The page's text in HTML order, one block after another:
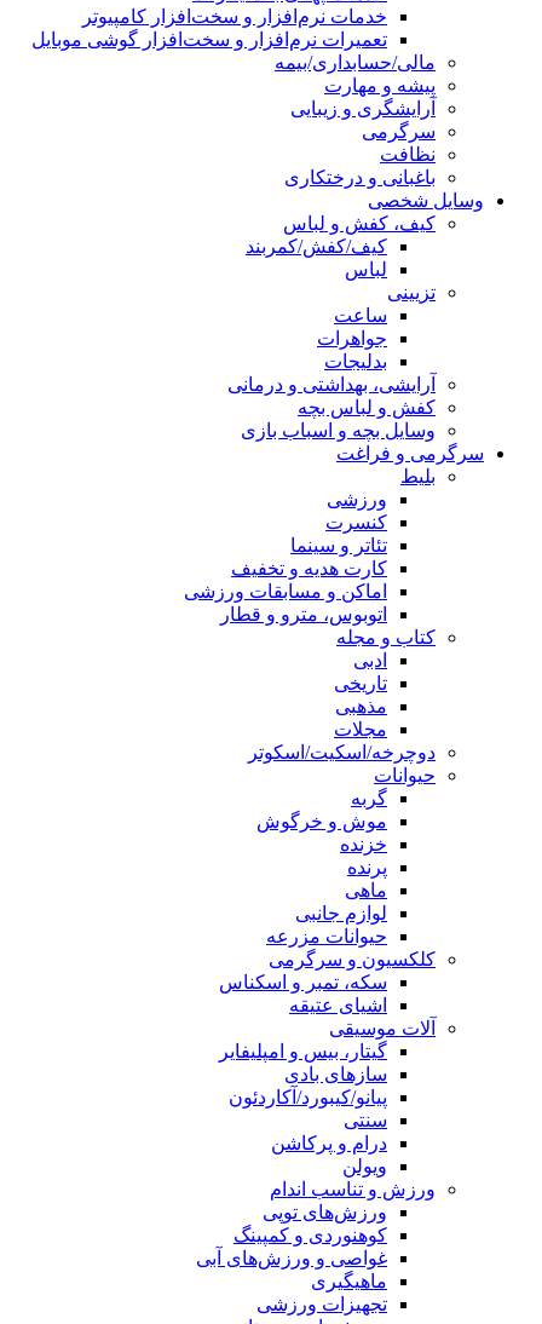
خدمات نرم‌افزار و سخت‌افزار کامپیوتر
تعمیرات نرم‌افزار و سخت‌افزار گوشی موبایل
مالی/حسابداری/بیمه
پیشه و مهارت
آرایشگری و زیبایی
سرگرمی
نظافت
باغبانی و درختکاری
وسایل شخصی
کیف، کفش و لباس
کیف/کفش/کمربند
لباس
تزیینی
ساعت
جواهرات
بدلیجات
آرایشی، بهداشتی و درمانی
کفش و لباس بچه
وسایل بچه و اسباب بازی
سرگرمی و فراغت
بلیط
ورزشی
کنسرت
تئاتر و سینما
کارت هدیه و تخفیف
اماکن و مسابقات ورزشی
اتوبوس، مترو و قطار
کتاب و مجله
ادبی
تاریخی
مذهبی
مجلات
دوچرخه/اسکیت/اسکوتر
حیوانات
گربه
موش و خرگوش
خزنده
پرنده
ماهی
لوازم جانبی
حیوانات مزرعه
کلکسیون و سرگرمی
سکه، تمبر و اسکناس
اشیای عتیقه
آلات موسیقی
گیتار، بیس و امپلیفایر
سازهای بادی
پیانو/کیبورد/آکاردئون
سنتی
درام و پرکاشن
ویولن
ورزش و تناسب اندام
ورزش‌های توپی
کوهنوردی و کمپینگ
غواصی و ورزش‌های آبی
ماهیگیری
تجهیزات ورزشی